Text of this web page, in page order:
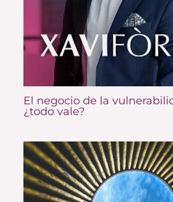
El negocio de la
¿todo vale?